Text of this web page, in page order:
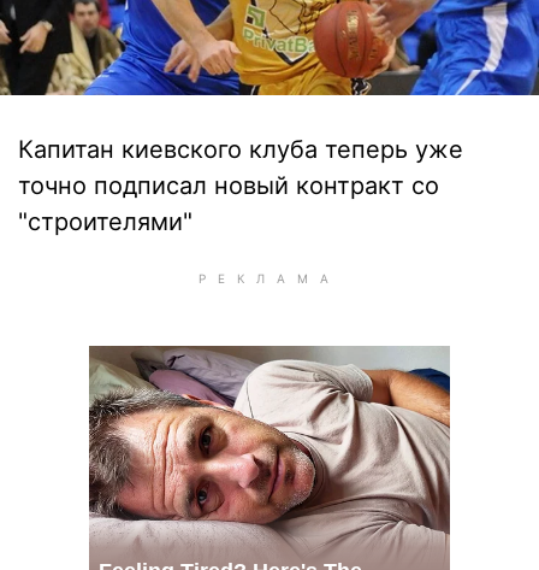
Капитан киевского клуба теперь уже
точно подписал новый контракт со
"строителями"